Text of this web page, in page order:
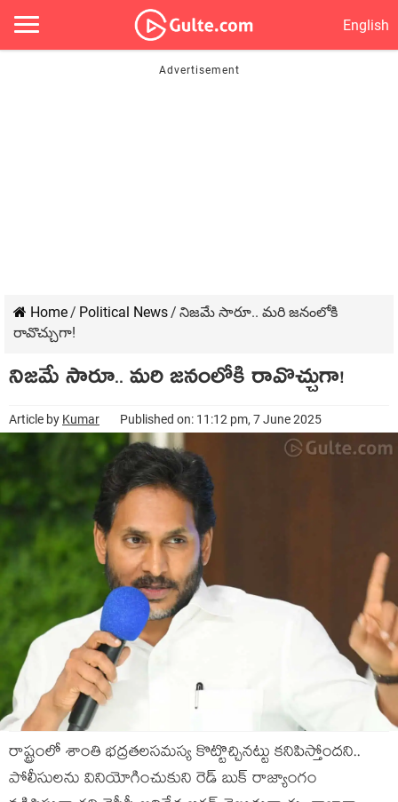
English
Home/ Political News/ నిజ‌మే సారూ.. మ‌రి జ‌నంలోకి
రావొచ్చుగా!
నిజ‌మే సారూ.. మ‌రి జ‌నంలోకి రావొచ్చుగా!
Article by Kumar Published on: 11:12 pm, 7 June 2025
రాష్ట్రంలో శాంతి భ‌ద్ర‌త‌ల‌స‌మ‌స్య కొట్టొచ్చిన‌ట్టు క‌నిపిస్తోంద‌ని..
పోలీసులను వినియోగించుకుని రెడ్ బుక్ రాజ్యాంగం